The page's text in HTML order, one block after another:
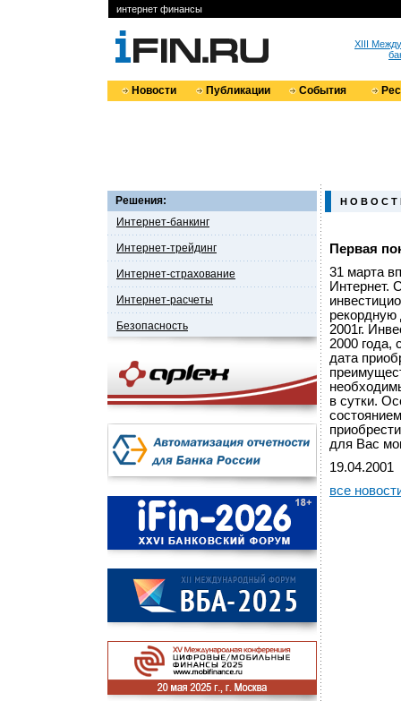
интернет финансы
XIII
Новости Публикации События
Решения:
Интернет-банкинг
Интернет-трейдинг
Интернет-страхование
Интернет-расчеты
Безопасность
Н О В О С Т
Первая
31 марта
Интернет.
рекордную
2001г.
2000 года,
дата
в сутки.
для Вас
19.04.2001
все